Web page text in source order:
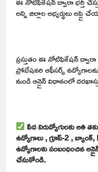
అన్ని జిల్లాల అభ్యర్థులు
ప్రస్తుతం ఈ నోటిఫికేషన్
ప్రోబేషనరి ఆఫీసర్స్
నుండి ఆన్లైన్ విధానంలో
పేద నిరుద్యోగులకు అతి
ఉద్యోగాలు , గ్రూప్-2 ,
ఉద్యోగాలకు సంబంధించిన
చేసుకోండి.